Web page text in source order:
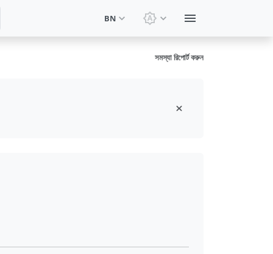
BN থিম পরিবর্তন করুন: সিস্টেম থিম
সমস্যা রিপোর্ট করুন